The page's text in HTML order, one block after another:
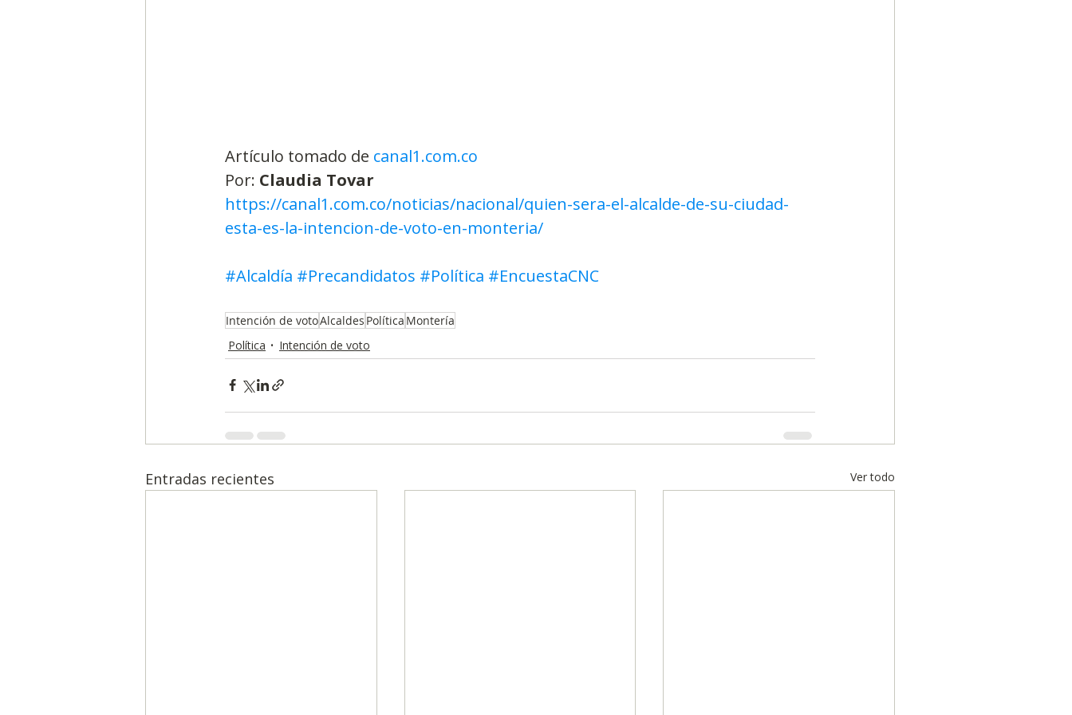
Artículo tomado de canal1.com.co
Por: Claudia Tovar
https://canal1.com.co/noticias/nacional/quien-sera-el-alcalde-de-su-ciudad-
esta-es-la-intencion-de-voto-en-monteria/
#Alcaldía #Precandidatos #Política #EncuestaCNC
Intención de votoAlcaldes Política Montería
Política
Intención de voto
Entradas recientes Ver todo